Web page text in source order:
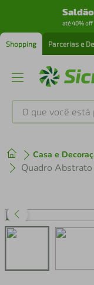
até 40% off
Shopping Parcerias e
O que você está
Casa e
1º tenis
perfume